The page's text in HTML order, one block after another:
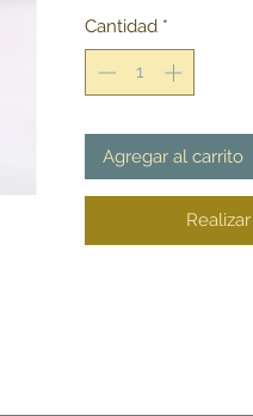
Cantidad *
Agregar al carrito